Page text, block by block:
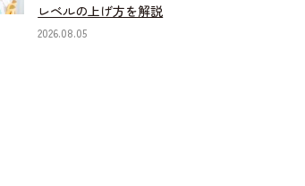
レベルの上げ方を解説
2026.08.05